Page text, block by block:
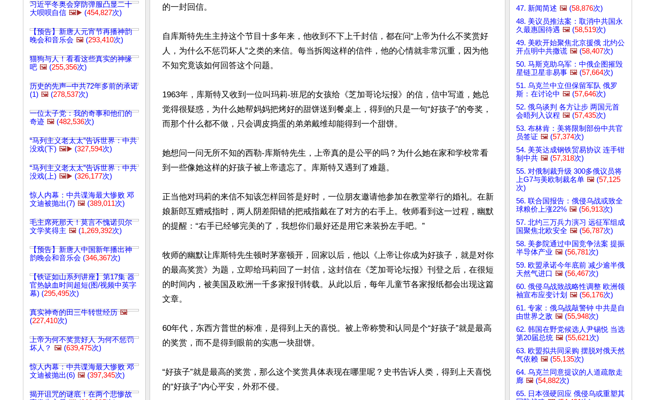
习近平冬奥会穿防弹服凸显二十
大呗呗自信 🖼️▶️ (454,827次)
【预告】新唐人元宵节再播神韵
晚会和音乐会 🖼️ (293,410次)
猫狗与人！看看这些真实的神缘
吧 🖼️ (255,356次)
历史的先声─中共72年多前的承诺
(1) 🖼️ (278,537次)
一位太子党：我的奇事和他们的
奇迹 🖼️ (482,536次)
“马列主义老太太”告诉世界：中共
没戏(下) 🖼️▶️ (327,594次)
“马列主义老太太”告诉世界：中共
没戏(上) 🖼️▶️ (326,177次)
惊人内幕：中共谍海最大惨败 邓
文迪被抛出(7) 🖼️ (389,011次)
毛主席死那天！莫言不愧诺贝尔
文学奖得主 🖼️ (1,269,392次)
【预告】新唐人中国新年播出神
韵晚会和音乐会 (346,367次)
【铁证如山系列讲座】第17集 器
官热缺血时间超短(图/视频中英字
幕) (295,495次)
真实神奇的田三牛转世经历 🖼️
(227,410次)
上帝为何不奖赏好人 为何不惩罚
坏人？ 🖼️ (639,475次)
惊人内幕：中共谍海最大惨败 邓
文迪被抛出(6) 🖼️ (397,345次)
揭开诅咒的谜底！在两个悲惨故
的一封回信。
自库斯特先生主持这个节目十多年来，他收到不下上千封信，都在问“上帝为什么不奖赏好
人，为什么不惩罚坏人”之类的来信。每当拆阅这样的信件，他的心情就非常沉重，因为他
不知究竟该如何回答这个问题。
1963年，库斯特又收到一位叫玛莉-班尼的女孩给《芝加哥论坛报》的信，信中写道，她总
觉得很疑惑，为什么她帮妈妈把烤好的甜饼送到餐桌上，得到的只是一句“好孩子”的夸奖，
而那个什么都不做，只会调皮捣蛋的弟弟戴维却能得到一个甜饼。
她想问一问无所不知的西勒-库斯特先生，上帝真的是公平的吗？为什么她在家和学校常看
到一些像她这样的好孩子被上帝遗忘了。库斯特又遇到了难题。
正当他对玛莉的来信不知该怎样回答是好时，一位朋友邀请他参加在教堂举行的婚礼。在新
娘新郎互赠戒指时，两人阴差阳错的把戒指戴在了对方的右手上。牧师看到这一过程，幽默
的提醒：“右手已经够完美的了，我想你们最好还是用它来装扮左手吧。”
牧师的幽默让库斯特先生顿时茅塞顿开，回家以后，他以《上帝让你成为好孩子，就是对你
的最高奖赏》为题，立即给玛莉回了一封信，这封信在《芝加哥论坛报》刊登之后，在很短
的时间内，被美国及欧洲一千多家报刊转载。从此以后，每年儿童节各家报纸都会出现这篇
文章。
60年代，东西方普世的标准，是得到上天的喜悦。被上帝称赞和认同是个“好孩子”就是最高
的奖赏，而不是得到眼前的实惠一块甜饼。
“好孩子”就是最高的奖赏，那么这个奖赏具体表现在哪里呢？史书告诉人类，得到上天喜悦
的“好孩子”内心平安，外邪不侵。
47. 新闻简述 🖼️ (58,876次)
48. 美议员推法案：取消中共国永
久最惠国待遇 🖼️ (58,519次)
49. 美欧开始聚焦北京援俄 北约公
开点明中共撒谎 🖼️ (58,407次)
50. 马斯克助乌军：中俄企图摧毁
星链卫星非易事 🖼️ (57,664次)
51. 乌克兰中立但保留军队 俄罗
斯：在讨论中 🖼️ (57,646次)
52. 俄乌谈判 各方让步 两国元首
会晤列入议程 🖼️ (57,435次)
53. 布林肯：美将限制部份中共官
员签证 🖼️ (57,374次)
54. 美英达成钢铁贸易协议 连手钳
制中共 🖼️ (57,318次)
55. 对俄制裁升级 300多俄议员将
上G7与美欧制裁名单 🖼️ (57,125
次)
56. 联合国报告：俄侵乌战或致全
球粮价上涨22% 🖼️ (56,913次)
57. 北约三万兵力演习 远征军组成
国聚焦北欧安全 🖼️ (56,787次)
58. 美参院通过中国竞争法案 提振
半导体产业 🖼️ (56,781次)
59. 欧盟承诺今年底前 减少逾半俄
天然气进口 🖼️ (56,467次)
60. 俄侵乌战致战略性调整 欧洲领
袖宣布应变计划 🖼️ (56,176次)
61. 专家：俄乌战敲警钟 中共是自
由世界之敌 🖼️ (55,948次)
62. 韩国在野党候选人尹锡悦 当选
第20届总统 🖼️ (55,621次)
63. 欧盟拟共同采购 摆脱对俄天然
气依赖 🖼️ (55,135次)
64. 乌克兰同意提议的人道疏散走
廊 🖼️ (54,882次)
65. 日本强硬回应 俄侵乌或重塑其